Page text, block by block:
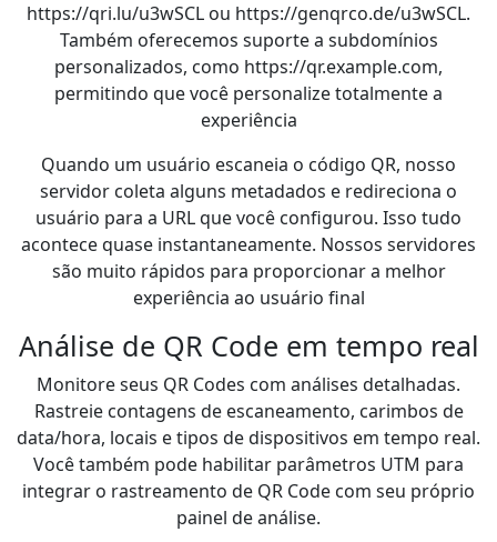
https://qri.lu/u3wSCL ou https://genqrco.de/u3wSCL.
Também oferecemos suporte a subdomínios
personalizados, como https://qr.example.com,
permitindo que você personalize totalmente a
experiência
Quando um usuário escaneia o código QR, nosso
servidor coleta alguns metadados e redireciona o
usuário para a URL que você configurou. Isso tudo
acontece quase instantaneamente. Nossos servidores
são muito rápidos para proporcionar a melhor
experiência ao usuário final
Análise de QR Code em tempo real
Monitore seus QR Codes com análises detalhadas.
Rastreie contagens de escaneamento, carimbos de
data/hora, locais e tipos de dispositivos em tempo real.
Você também pode habilitar parâmetros UTM para
integrar o rastreamento de QR Code com seu próprio
painel de análise.